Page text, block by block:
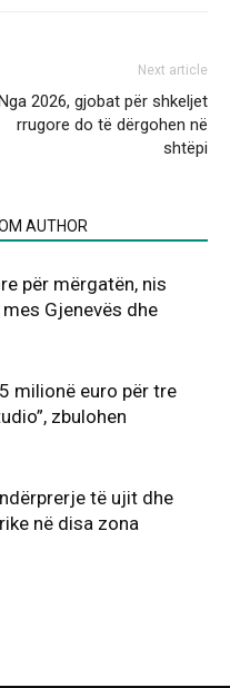
Next article
Nga 2026, gjobat për shkeljet
rrugore do të dërgohen në
shtëpi
AUTHOR
për mërgatën, nis
Gjenevës dhe
milionë euro për tre
zbulohen
të ujit dhe
në disa zona